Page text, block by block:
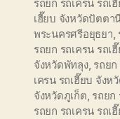
รถยก รถเครน รถเ
เฮี๊ยบ จังหวัดปัตตา
พระนครศรีอยุธยา,
รถยก รถเครน รถเ
จังหวัดพัทลุง, รถยก
เครน รถเฮี๊ยบ จัง
จังหวัดภูเก็ต, รถยก
รถยก รถเครน รถเ